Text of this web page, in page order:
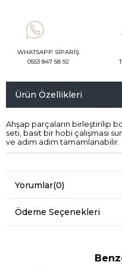
WHATSAPP SİPARİŞ
0553 847 58 92
Ürün Özellikleri
Ahşap parçaların birleştirilip
seti, basit bir hobi çalışması
ve adım adım tamamlanabilir.
Yorumlar(0)
Ödeme Seçenekleri